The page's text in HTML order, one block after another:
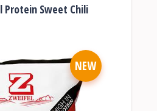
Protein Sweet Chili
NEW